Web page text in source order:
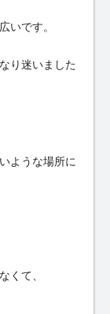
いです。
り迷いました
ような場所に
くて、